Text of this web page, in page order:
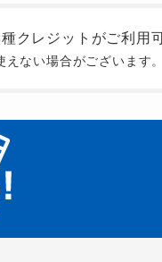
ない場合がございます。